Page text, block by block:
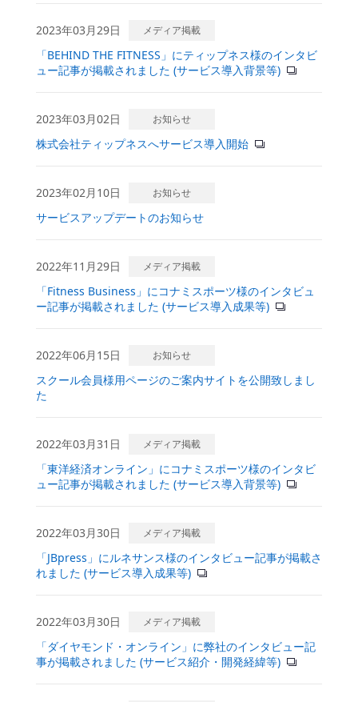
2023年03月29日 メディア掲載
「BEHIND THE FITNESS」にティップネス様のインタビ
ュー記事が掲載されました (サービス導入背景等)
2023年03月02日 お知らせ
株式会社ティップネスへサービス導入開始
2023年02月10日 お知らせ
サービスアップデートのお知らせ
2022年11月29日 メディア掲載
「Fitness Business」にコナミスポーツ様のインタビュ
ー記事が掲載されました (サービス導入成果等)
2022年06月15日 お知らせ
スクール会員様用ページのご案内サイトを公開致しまし
た
2022年03月31日 メディア掲載
「東洋経済オンライン」にコナミスポーツ様のインタビ
ュー記事が掲載されました (サービス導入背景等)
2022年03月30日 メディア掲載
「JBpress」にルネサンス様のインタビュー記事が掲載さ
れました (サービス導入成果等)
2022年03月30日 メディア掲載
「ダイヤモンド・オンライン」に弊社のインタビュー記
事が掲載されました (サービス紹介・開発経緯等)